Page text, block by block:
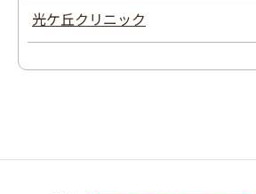
光ケ丘クリニック